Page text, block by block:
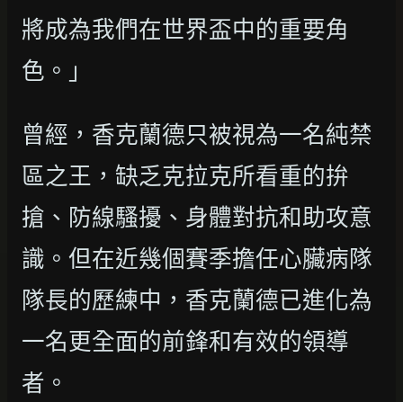
將成為我們在世界盃中的重要角
色。」
曾經，香克蘭德只被視為一名純禁
區之王，缺乏克拉克所看重的拚
搶、防線騷擾、身體對抗和助攻意
識。但在近幾個賽季擔任心臟病隊
隊長的歷練中，香克蘭德已進化為
一名更全面的前鋒和有效的領導
者。